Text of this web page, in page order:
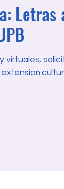
Letras
virtuales,